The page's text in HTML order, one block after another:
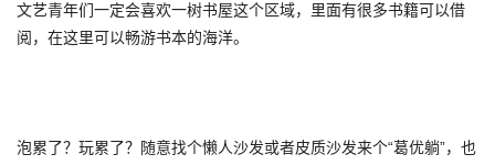
文艺青年们一定会喜欢一树书屋这个区域，里面有很多书籍可以借
阅，在这里可以畅游书本的海洋。
泡累了？玩累了？随意找个懒人沙发或者皮质沙发来个“葛优躺”，也